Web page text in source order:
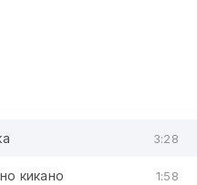
3:28
кикано 1:58